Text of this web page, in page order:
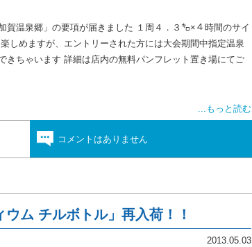
賀温泉郷」の要項が届きました １周４．３㌔×４時間のサイ
しめますが、エントリーされた方には大会期間中指定温泉
きちゃいます 詳細は店内の無料パンフレット置き場にてご
...もっと読む
コメントはありません
ム チルボトル」再入荷！！
2013.05.03